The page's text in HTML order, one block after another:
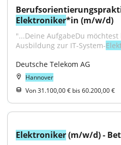
Elektroniker*in (m/w/d)
"...Deine AufgabeDu
Ausbildung zur IT-System-
Deutsche Telekom AG
Hannover
Von 31.100,00 € bis 60.200,00 €
Elektroniker (m/w/d) -